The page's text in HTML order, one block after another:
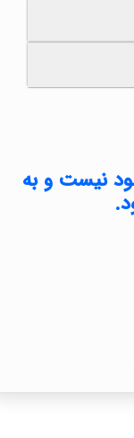
نیست و به